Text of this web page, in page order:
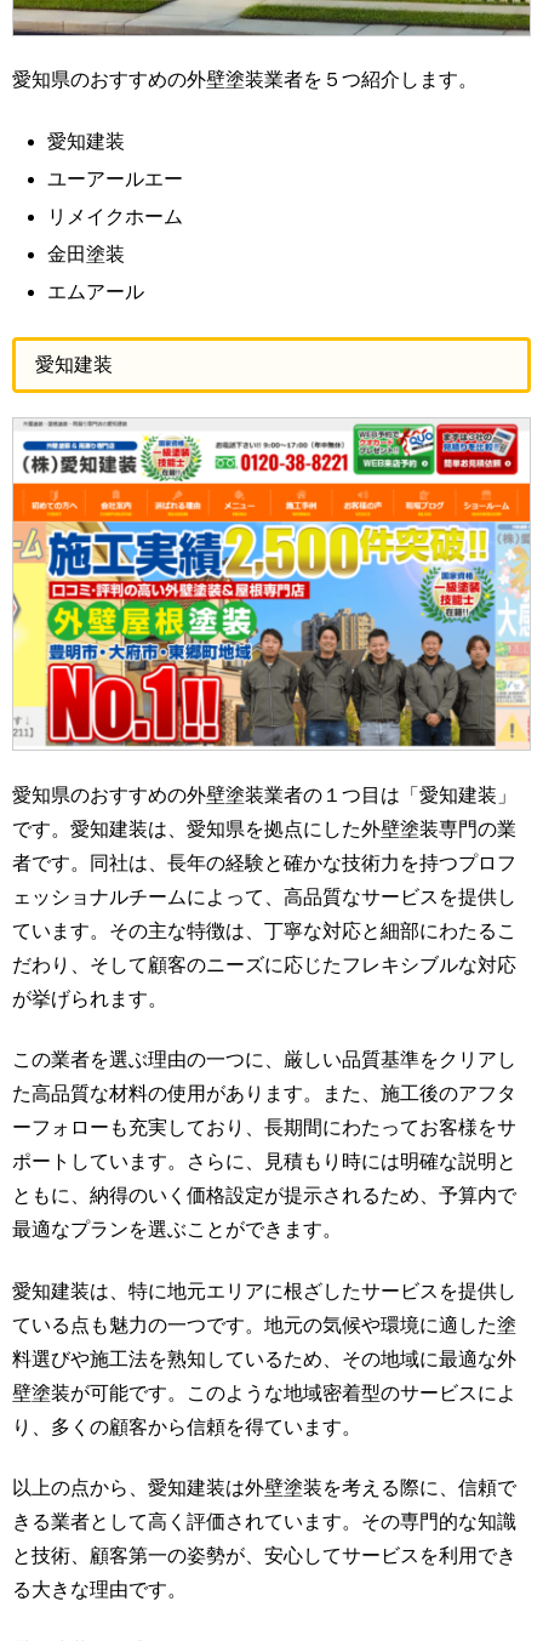
愛知県のおすすめの外壁塗装業者を５つ紹介します。
愛知建装
ユーアールエー
リメイクホーム
金田塗装
エムアール
愛知建装
愛知県のおすすめの外壁塗装業者の１つ目は「愛知建装」
です。愛知建装は、愛知県を拠点にした外壁塗装専門の業
者です。同社は、長年の経験と確かな技術力を持つプロフ
ェッショナルチームによって、高品質なサービスを提供し
ています。その主な特徴は、丁寧な対応と細部にわたるこ
だわり、そして顧客のニーズに応じたフレキシブルな対応
が挙げられます。
この業者を選ぶ理由の一つに、厳しい品質基準をクリアし
た高品質な材料の使用があります。また、施工後のアフタ
ーフォローも充実しており、長期間にわたってお客様をサ
ポートしています。さらに、見積もり時には明確な説明と
ともに、納得のいく価格設定が提示されるため、予算内で
最適なプランを選ぶことができます。
愛知建装は、特に地元エリアに根ざしたサービスを提供し
ている点も魅力の一つです。地元の気候や環境に適した塗
料選びや施工法を熟知しているため、その地域に最適な外
壁塗装が可能です。このような地域密着型のサービスによ
り、多くの顧客から信頼を得ています。
以上の点から、愛知建装は外壁塗装を考える際に、信頼で
きる業者として高く評価されています。その専門的な知識
と技術、顧客第一の姿勢が、安心してサービスを利用でき
る大きな理由です。